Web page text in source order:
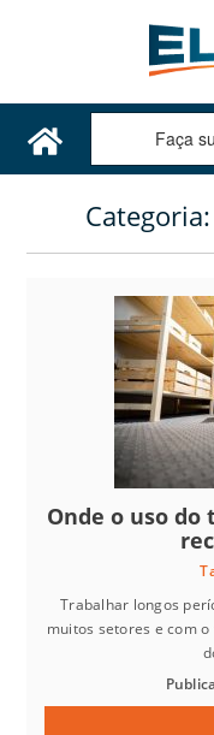
Categoria:
Onde o uso
Trabalhar longos
muitos setores e com